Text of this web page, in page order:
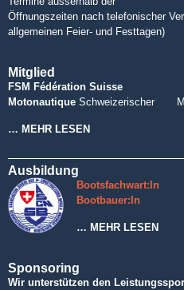
Öffnungszeiten nach telefonischer
allgemeinen Feier- und Festtagen)
Mitglied
FSM Fédération Suisse
Motonautique Schweizerischer
… MEHR LESEN
Ausbildung
Bootsfachwart:In
Bootbauer:In
… MEHR LESEN
Sponsoring
Wir unterstützen den